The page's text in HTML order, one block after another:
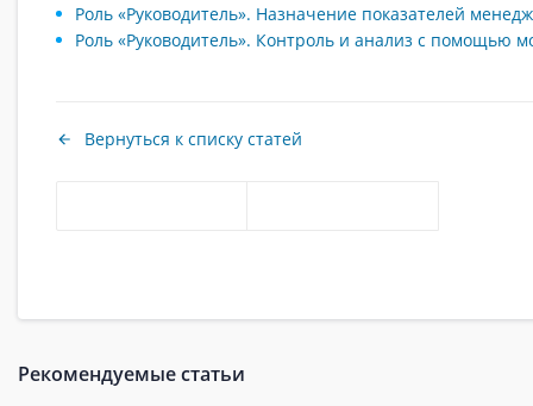
Роль «Руководитель». Назначение показателей
Роль «Руководитель». Контроль и анализ с помощью
Вернуться к списку статей
Рекомендуемые статьи